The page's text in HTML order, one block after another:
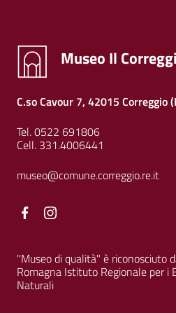
Museo Il
C.so Cavour 7, 42015 Correggio
Tel. 0522 691806
Cell. 331.4006441
museo@comune.correggio.re.it
Facebook
"Museo di qualità" è riconosciuto
Romagna Istituto Regionale per i
Naturali